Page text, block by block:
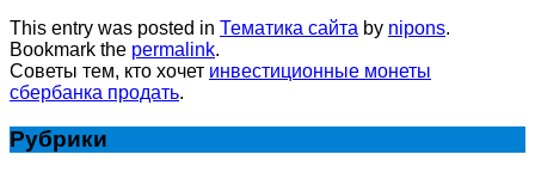
This entry was posted in Тематика сайта by nipons.
Bookmark the permalink.
Советы тем, кто хочет инвестиционные монеты
сбербанка продать.
Рубрики